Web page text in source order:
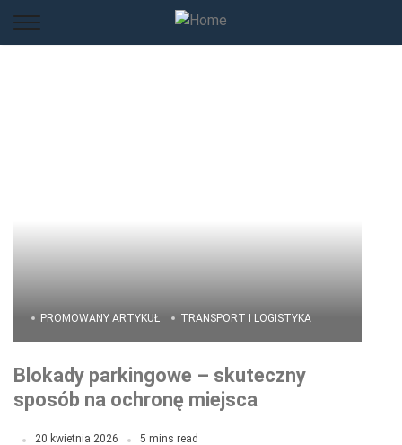
PROMOWANY ARTYKUŁ TRANSPORT I LOGISTYKA
Blokady parkingowe – skuteczny
sposób na ochronę miejsca
20 kwietnia 2026 5 mins read